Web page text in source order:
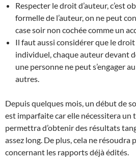
Respecter le droit d’auteur, c’est
formelle de l’auteur, on ne peut
case soir non cochée comme un
Il faut aussi considérer que le
individuel, chaque auteur devant
une personne ne peut s’engager
autres.
Depuis quelques mois, un début de
est imparfaite car elle nécessitera un
permettra d’obtenir des résultats
assez long. De plus, cela ne résoudra
concernant les rapports déjà édités.